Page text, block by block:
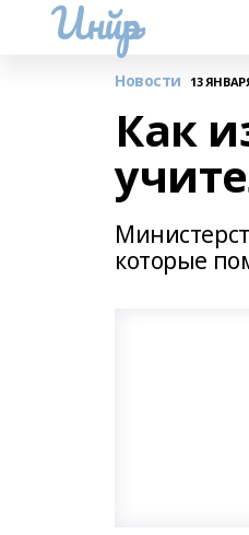
Инйәр
Новости 13
Как
которые